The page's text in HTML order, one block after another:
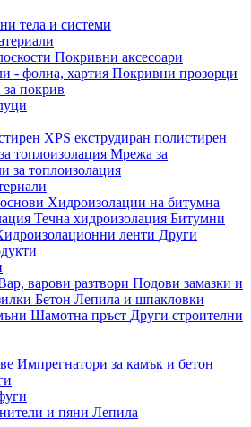
тела и системи
Покривни аксесоари
- фолиа, хартия Покривни прозорци
покрив
XPS екструдиран полистирен
топлоизолация Мрежа за
за топлоизолация
Хидроизолации на битумна
Течна хидроизолация Битумни
ленти Други
варови разтвори Подови замазки и
Бетон Лепила и шпакловки
Шамотна пръст Други строителни
Импрегнатори за камък и бетон
и пяни Лепила